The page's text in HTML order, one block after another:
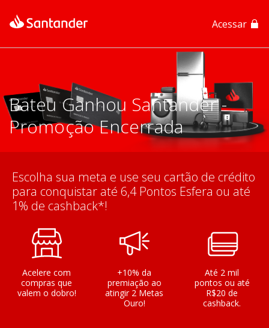
App Santander Acessar
Bateu Ganhou Santander -
Promoção Encerrada
Escolha sua meta e use seu cartão de crédito
para conquistar até 6,4 Pontos Esfera ou até
1% de cashback*!
Acelere com
compras que
valem o dobro!
+10% da
premiação ao
atingir 2 Metas
Ouro!
Até 2 mil
pontos ou até
R$20 de
cashback.